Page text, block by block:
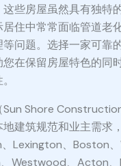
些房屋虽然具有独特
住中常常面临管道老
问题。选择一家可靠
在保留房屋特色的同
Sun Shore
建筑规范和业主需求
Lexington、Boston、
Westwood、Acton、